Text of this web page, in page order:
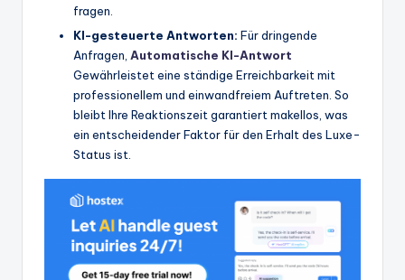
fragen.
KI-gesteuerte Antworten: Für dringende
Anfragen, Automatische KI-Antwort
Gewährleistet eine ständige Erreichbarkeit mit
professionellem und einwandfreiem Auftreten. So
bleibt Ihre Reaktionszeit garantiert makellos, was
ein entscheidender Faktor für den Erhalt des Luxe-
Status ist.